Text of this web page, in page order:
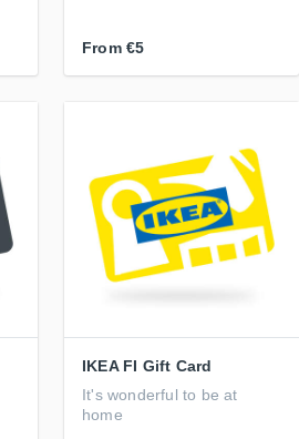
From €5
IKEA FI Gift Card
It's wonderful to be at
home